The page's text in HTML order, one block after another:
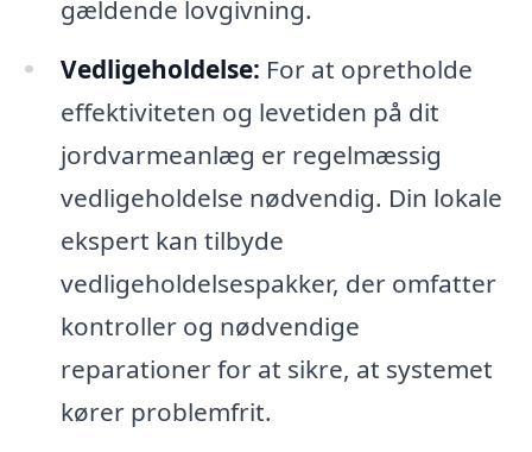
gældende lovgivning.
Vedligeholdelse: For at opretholde
effektiviteten og levetiden på dit
jordvarmeanlæg er regelmæssig
vedligeholdelse nødvendig. Din lokale
ekspert kan tilbyde
vedligeholdelsespakker, der omfatter
kontroller og nødvendige
reparationer for at sikre, at systemet
kører problemfrit.